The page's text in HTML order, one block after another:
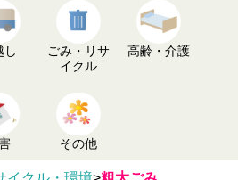
し
ごみ・リサ
イクル
高齢・介護
その他